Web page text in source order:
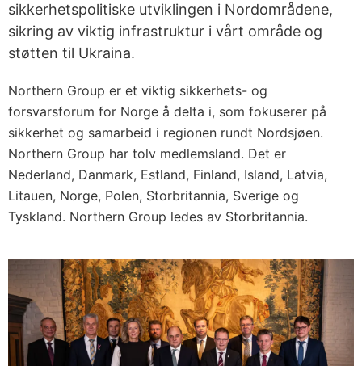
sikkerhetspolitiske utviklingen i Nordområdene,
sikring av viktig infrastruktur i vårt område og
støtten til Ukraina.
Northern Group er et viktig sikkerhets- og
forsvarsforum for Norge å delta i, som fokuserer på
sikkerhet og samarbeid i regionen rundt Nordsjøen.
Northern Group har tolv medlemsland. Det er
Nederland, Danmark, Estland, Finland, Island, Latvia,
Litauen, Norge, Polen, Storbritannia, Sverige og
Tyskland. Northern Group ledes av Storbritannia.